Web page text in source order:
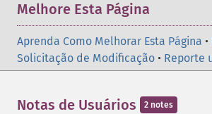
Melhore Esta Página
Aprenda Como Melhorar Esta Página •
Solicitação de Modificação • Reporte
Notas de Usuários 2 notes